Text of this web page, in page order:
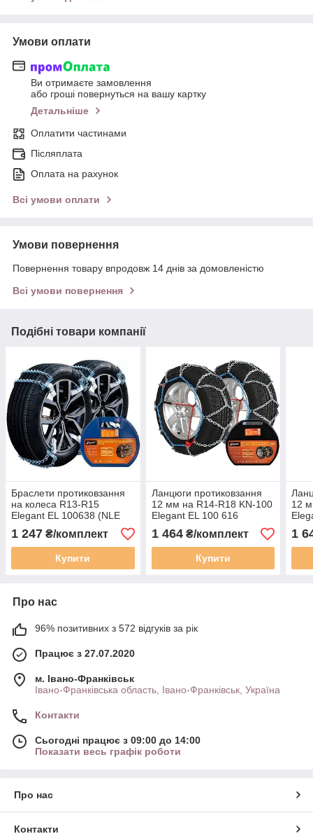
Умови оплати
Ви отримаєте замовлення
або гроші повернуться на вашу картку
Детальніше
Оплатити частинами
Післяплата
Оплата на рахунок
Всі умови оплати
Умови повернення
Повернення товару впродовж 14 днів за домовленістю
Всі умови повернення
Подібні товари компанії
Браслети протиковзання
на колеса R13-R15
Elegant EL 100638 (NLE
1 247 ₴/комплект
Купити
Ланцюги протиковзання
12 мм на R14-R18 KN-100
Elegant EL 100 616
1 464₴/комплект
Купити
12
1
Про нас
96% позитивних з 572 відгуків за рік
Працює з 27.07.2020
м. Івано-Франківськ
Івано-Франківська область, Івано-Франківськ, Україна
Контакти
Сьогодні працює з 09:00 до 14:00
Показати весь графік роботи
Про нас
Контакти